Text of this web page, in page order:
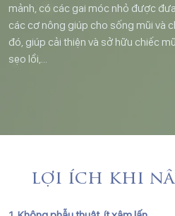
mảnh, có các gai móc nhỏ được
các cơ nông giúp cho sống mũi và
đó, giúp cải thiện và sở hữu chiếc
sẹo lồi,…
lợi ích khi